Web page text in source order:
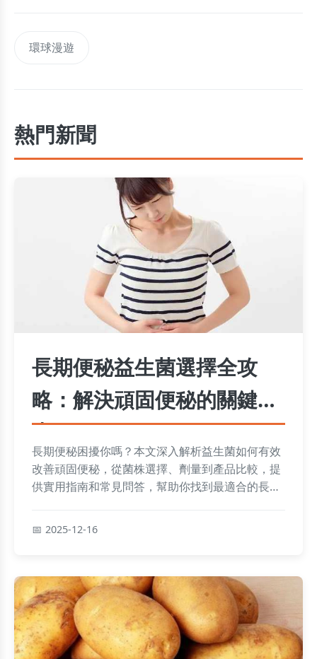
環球漫遊
熱門新聞
長期便秘益生菌選擇全攻
略：解決頑固便秘的關鍵指
南
長期便秘困擾你嗎？本文深入解析益生菌如何有效
改善頑固便秘，從菌株選擇、劑量到產品比較，提
供實用指南和常見問答，幫助你找到最適合的長期
2025-12-16